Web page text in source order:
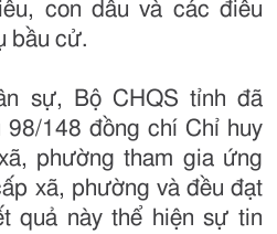
con dấu và các điều
bầu cử.
sự, Bộ CHQS tỉnh đã
98/148 đồng chí Chỉ huy
phường tham gia ứng
xã, phường và đều đạt
quả này thể hiện sự tin